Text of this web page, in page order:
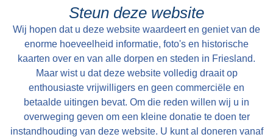
Elke oudejaarsdag komen dorpsbewoners bij
elkaar rondom de klokkenstoel om beurtelings
hangend aan het touw het oude jaar uit te
luiden. Als je op het juiste tijdstip rond de kerk
wandelt, is de klok op de hele en halve uren te
horen met zijn mooie vérdragende klank.
Brink kreeg als eerste een telefoon. Als je wilde
bellen kon je daar terecht, of de bakker kwam bij
je langs als er een bericht voor je was. Je wist
toen niet beter, zo was je opgegroeid en het
werkte prima. Het huis bestond uit behalve de
bakkerij, een woonkamer, een woonkeuken,
een slaapkamer en een winkel. De kinderen
sliepen boven op zolder. De oven van de
Steun deze website
Wij hopen dat u deze website waardeert en geniet van de
enorme hoeveelheid informatie, foto's en historische
kaarten over en van alle dorpen en steden in Friesland.
Maar wist u dat deze website volledig draait op
enthousiaste vrijwilligers en geen commerciële en
betaalde uitingen bevat. Om die reden willen wij u in
overweging geven om een kleine donatie te doen ter
instandhouding van deze website. U kunt al doneren vanaf